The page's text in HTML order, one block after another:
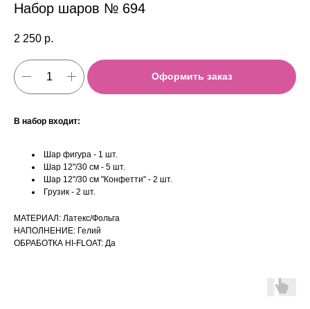
Набор шаров № 694
2 250 р.
Оформить заказ
В набор входит:
Шар фигура - 1 шт.
Шар 12"/30 см - 5 шт.
Шар 12"/30 см "Конфетти" - 2 шт.
Грузик - 2 шт.
МАТЕРИАЛ: Латекс/Фольга
НАПОЛНЕНИЕ: Гелий
ОБРАБОТКА HI-FLOAT: Да